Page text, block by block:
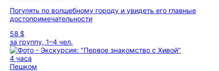
Погулять по волшебному городу и увидеть его главные
достопримечательности
58 $
за группу, 1–4 чел.
4 часа
Пешком